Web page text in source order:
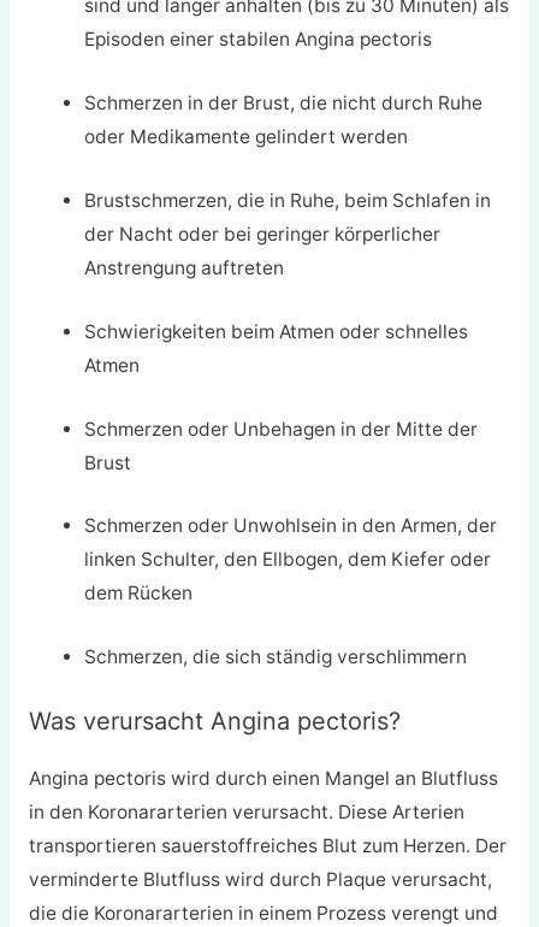
sind und länger anhalten (bis zu 30 Minuten) als
Episoden einer stabilen Angina pectoris
Schmerzen in der Brust, die nicht durch Ruhe
oder Medikamente gelindert werden
Brustschmerzen, die in Ruhe, beim Schlafen in
der Nacht oder bei geringer körperlicher
Anstrengung auftreten
Schwierigkeiten beim Atmen oder schnelles
Atmen
Schmerzen oder Unbehagen in der Mitte der
Brust
Schmerzen oder Unwohlsein in den Armen, der
linken Schulter, den Ellbogen, dem Kiefer oder
dem Rücken
Schmerzen, die sich ständig verschlimmern
Was verursacht Angina pectoris?
Angina pectoris wird durch einen Mangel an Blutfluss
in den Koronararterien verursacht. Diese Arterien
transportieren sauerstoffreiches Blut zum Herzen. Der
verminderte Blutfluss wird durch Plaque verursacht,
die die Koronararterien in einem Prozess verengt und